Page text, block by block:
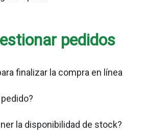
pedidos
finalizar la compra en línea
la disponibilidad de stock?